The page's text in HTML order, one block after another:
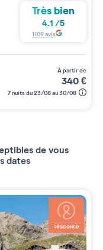
Très bien
4.1 /5
1109avis
à partir de
340€
7 nuits du 23/08 au 30/08
de vous
dates